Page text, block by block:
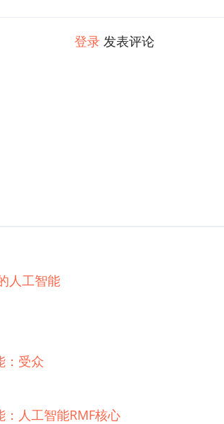
登录 发表评论
人工智能
：受众
：人工智能RMF核心